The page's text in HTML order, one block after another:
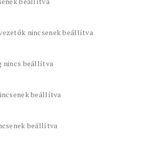
nincsenek beállítva
nincs beállítva
beállítva
beállítva